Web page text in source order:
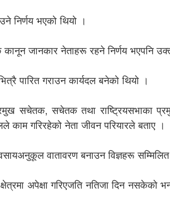
निर्णय भएको थियो ।
जानकार नेताहरू रहने निर्णय भएपनि
पारित गराउन कार्यदल बनेको थियो ।
सचेतक, सचेतक तथा राष्ट्रियसभाका
काम गरिरहेको नेता जीवन परियारले बताए ।
वातावरण बनाउन विज्ञहरू सम्मिलित
अपेक्षा गरिएजति नतिजा दिन नसकेको